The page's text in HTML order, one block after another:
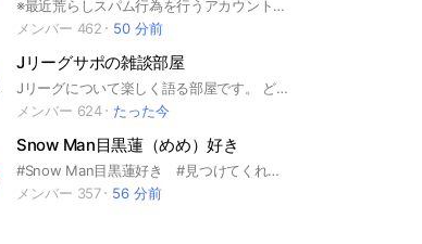
※最近荒らしスパム行為を行うアカウントが増えてます。見分けの為に初期アイコンではなく別の画像をお使いください！ また平仮名3文字4文字の意味の無い言葉のスパム業者が多いので意味のあるわかりやすい名前でお願いします！ 入室されましたら一言挨拶をお願いします！※挨拶がない場合スパムアカウントとみなし強制退会になる場合がありますのでご注意下さい。 アビスパについて語り合おう！アビスパ福岡が好きな人歓迎します。アビスパがJ1で優勝する日を見れるように皆んなで応援して行きましょう。 ルール：特定の個人（選手を含む）への誹謗・中傷やネガティブな発言は極力避けるようにお願いいたします！アビスパ福岡以外の話題は不必要と感じる方もいるので控え目にお願いします。また他サイトへの勧誘・誘導はお控えください。
メンバー 462
50 分前
Jリーグサポの雑談部屋
Jリーグについて楽しく語る部屋です。 どのチームのサポーターさんも大歓迎です！ お待ちしています！ #Jリーグ #サッカー#J1#J2#J3#JFL #鹿島アントラーズ #浦和レッズ #柏レイソル #FC東京 #東京ヴェルディ #FC町田ゼルビア #川崎フロンターレ #横浜F・マリノス #横浜FC #湘南ベルマーレ #アルビレックス新潟 #清水エスパルス #名古屋グランパス #ガンバ大阪 #セレッソ大阪 #ヴィッセル神戸 #ファジアーノ岡山 #京都サンガF.C. #サンフレッチェ広島 #アビスパ福岡 #北海道コンサドーレ札幌 #ベガルタ仙台 #ブラウブリッツ秋田 #モンテディオ山形 #いわきFC #水戸ホーリーホック #RB大宮アルディージャ #ジェフユナイテッド千葉 #ヴァンフォーレ甲府 #カターレ富山 #ジュビロ磐田 #藤枝MYFC #レノファ山口FC #徳島ヴォルティス #愛媛FC #FC今治 #サガン鳥栖 #V・ファーレン長崎 #ロアッソ熊本 #大分トリニータ #ヴァンラーレ八戸 #福島ユナイテッドFC #栃木SC #栃木シティ #ザスパクサツ群馬 #SC相模原 #松本山雅FC #AC長野パルセイロ #ツエーゲン金沢 #アスルクラロ沼津 #FC岐阜 #FC大阪 #奈良クラブ #ガイナーレ鳥取 #カマタマーレ讃岐 #高知ユナイテッドFC #ギラヴァンツ北九州 #テゲバジャーロ宮崎 #鹿児島ユナイテッドFC #FC琉球 #Honda FC #ブリオベッカ浦安 #レイラック滋賀 #ソニー仙台FC #ラインメール青森FC #ヴェルスパ大分 #YSCC横浜 #FCマルヤス岡崎 #アトレチコ鈴鹿クラブ #ヴィアティン三重 #クリアソン新宿 #FCティアモ枚方 #東京武蔵野ユナイテッドFC #ミネベアミツミFC #沖縄SV #いわてグルージャ盛岡 #サッカー日本代表 #サムライブルー #なでしこジャパン #イーフト #eFootball
メンバー 624
たった今
Snow Man目黒蓮（めめ）好き
#Snow Man目黒蓮好き #見つけてくれてありがとー💟めめ好きは誰でも大歓迎‼️みんなでめめについて語ろー！
メンバー 357
56 分前